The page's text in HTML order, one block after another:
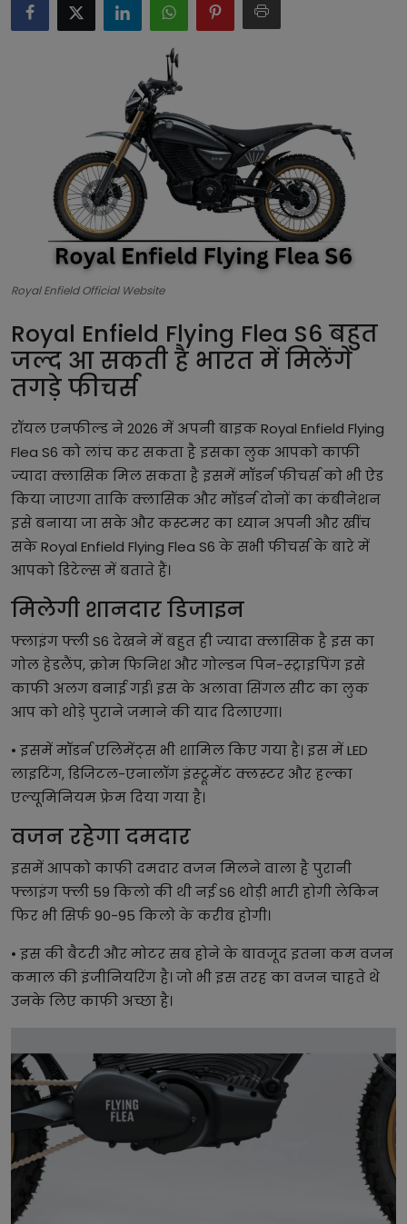
टेक्नोलॉजी
Royal Enfield Official Website
Royal Enfield Flying Flea S6 बहुत
जल्द आ सकती है भारत में मिलेंगे
तगड़े फीचर्स
रॉयल एनफील्ड ने 2026 में अपनी बाइक Royal Enfield Flying
Flea S6 को लांच कर सकता है इसका लुक आपको काफी
ज्यादा क्लासिक मिल सकता है इसमें मॉडर्न फीचर्स को भी ऐड
किया जाएगा ताकि क्लासिक और मॉडर्न दोनों का कंबीनेशन
इसे बनाया जा सके और कस्टमर का ध्यान अपनी और खींच
सके Royal Enfield Flying Flea S6 के सभी फीचर्स के बारे में
आपको डिटेल्स में बताते हैं।
मिलेगी शानदार डिजाइन
फ्लाइंग फ्ली S6 देखने में बहुत ही ज्यादा क्लासिक है इस का
गोल हेडलैंप, क्रोम फिनिश और गोल्डन पिन-स्ट्राइपिंग इसे
काफी अलग बनाई गई। इस के अलावा सिंगल सीट का लुक
आप को थोड़े पुराने जमाने की याद दिलाएगा।
• इसमें मॉडर्न एलिमेंट्स भी शामिल किए गया है। इस में LED
लाइटिंग, डिजिटल-एनालॉग इंस्ट्रूमेंट क्लस्टर और हल्का
एल्यूमिनियम फ्रेम दिया गया है।
वजन रहेगा दमदार
इसमें आपको काफी दमदार वजन मिलने वाला है पुरानी
फ्लाइंग फ्ली 59 किलो की थी नई S6 थोड़ी भारी होगी लेकिन
फिर भी सिर्फ 90-95 किलो के करीब होगी।
• इस की बैटरी और मोटर सब होने के बावजूद इतना कम वजन
कमाल की इंजीनियरिंग है। जो भी इस तरह का वजन चाहते थे
उनके लिए काफी अच्छा है।